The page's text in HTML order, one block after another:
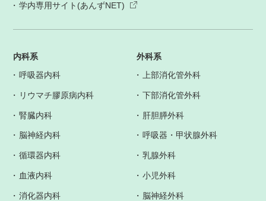
学内専用サイト(あんずNET)
内科系
呼吸器内科
リウマチ膠原病内科
腎臓内科
脳神経内科
循環器内科
血液内科
消化器内科
外科系
上部消化管外科
下部消化管外科
肝胆膵外科
呼吸器・甲状腺外科
乳腺外科
小児外科
脳神経外科